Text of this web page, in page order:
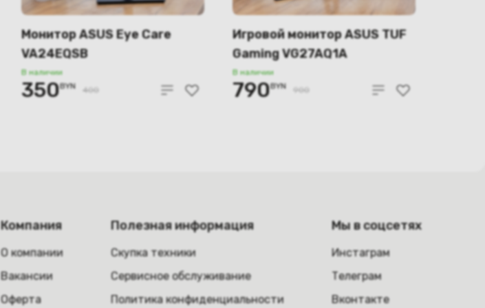
Монитор ASUS Eye Care
VA24EQSB
В наличии
350BYN 400
Игровой монитор ASUS TUF
Gaming VG27AQ1A
В наличии
790BYN 900
Компания
О компании
Вакансии
Оферта
Полезная информация
Скупка техники
Сервисное обслуживание
Политика конфиденциальности
Мы в соцсетях
Инстаграм
Телеграм
Вконтакте